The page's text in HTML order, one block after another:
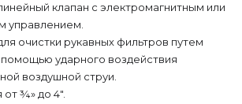
клапан с электромагнитным или
управлением.
очистки рукавных фильтров путем
помощью ударного воздействия
воздушной струи.
¾» до 4″.